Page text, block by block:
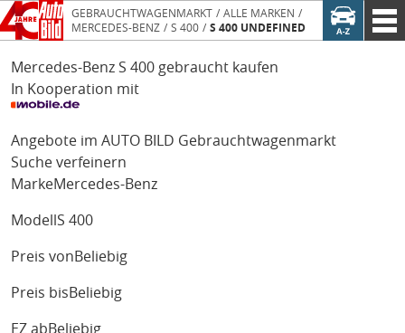
GEBRAUCHTWAGENMARKT
ALLE MARKEN
MERCEDES-BENZ
S 400 S 400 UNDEFINED
Mercedes-Benz S 400 gebraucht kaufen
In Kooperation mit
Angebote im AUTO BILD Gebrauchtwagenmarkt
Suche verfeinern
MarkeMercedes-Benz
Modell S 400
Preis von Beliebig
Preis bis Beliebig
EZ ab Beliebig